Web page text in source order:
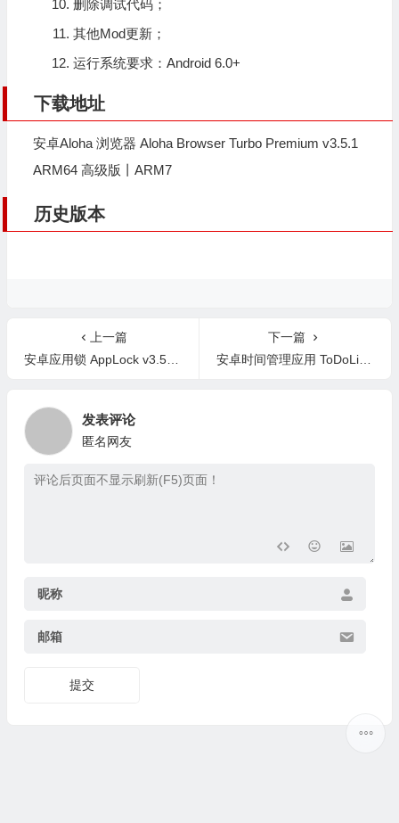
删除调试代码；
其他Mod更新；
运行系统要求：Android 6.0+
下载地址
安卓Aloha 浏览器 Aloha Browser Turbo Premium v3.5.1
ARM64 高级版
ARM7
历史版本
上一篇
安卓应用锁 AppLock v3.5.1 高级版
下一篇
安卓时间管理应用 ToDoList Pro v1.01.39.0620 高级版
发表评论
匿名网友
昵称
邮箱
提交